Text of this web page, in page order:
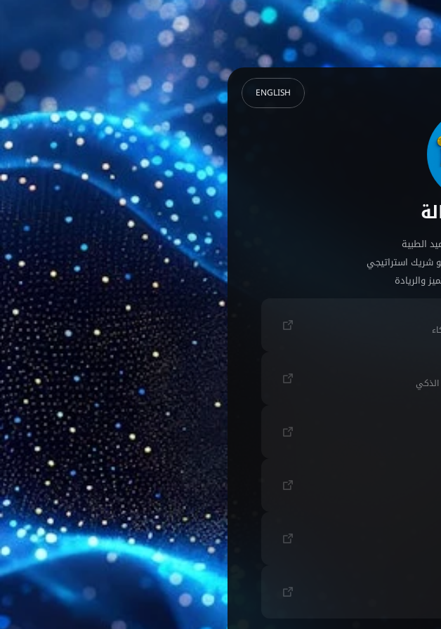
ENGLISH
الطبية
شريك استراتيجي
والريادة